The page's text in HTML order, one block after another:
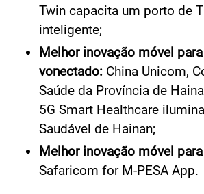
Twin capacita um porto de
inteligente;
Melhor inovação móvel
vonectado: China Unicom,
Saúde da Província de
5G Smart Healthcare
Saudável de Hainan;
Melhor inovação móvel
Safaricom for M-PESA App.